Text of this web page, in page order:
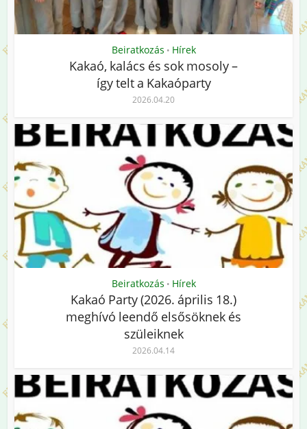
Beiratkozás • Hírek
Kakaó, kalács és sok mosoly –
így telt a Kakaóparty
2026.04.20
Beiratkozás • Hírek
Kakaó Party (2026. április 18.)
meghívó leendő elsősöknek és
szüleiknek
2026.04.14